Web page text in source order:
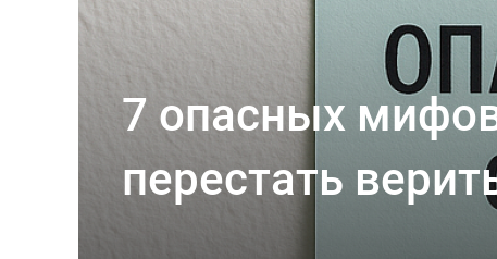
7 опасных
перестать